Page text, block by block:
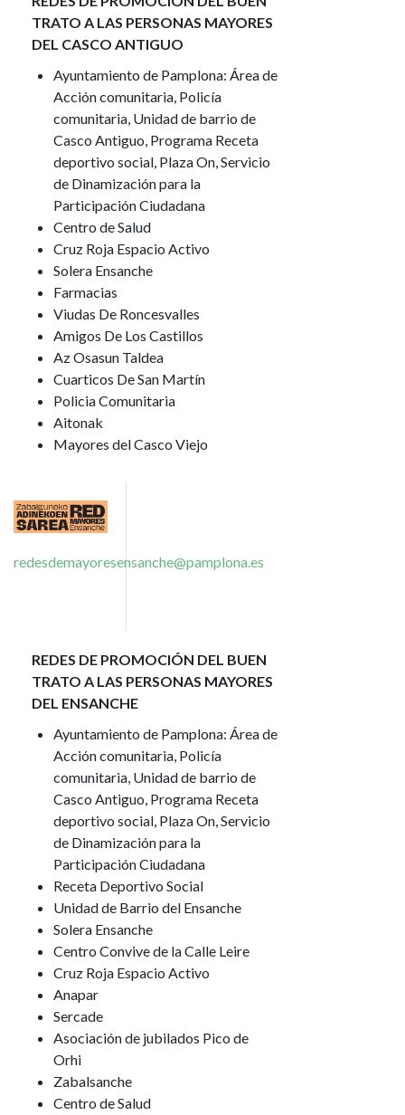
TRATO A LAS PERSONAS MAYORES
DEL CASCO ANTIGUO
Ayuntamiento de Pamplona: Área de
Acción comunitaria, Policía
comunitaria, Unidad de barrio de
Casco Antiguo, Programa Receta
deportivo social, Plaza On, Servicio
de Dinamización para la
Participación Ciudadana
Centro de Salud
Cruz Roja Espacio Activo
Solera Ensanche
Farmacias
Viudas De Roncesvalles
Amigos De Los Castillos
Az Osasun Taldea
Cuarticos De San Martín
Policia Comunitaria
Aitonak
Mayores del Casco Viejo
Imagen
redesdemayoresensanche@pamplona.es
REDES DE PROMOCIÓN DEL BUEN
TRATO A LAS PERSONAS MAYORES
DEL ENSANCHE
Ayuntamiento de Pamplona: Área de
Acción comunitaria, Policía
comunitaria, Unidad de barrio de
Casco Antiguo, Programa Receta
deportivo social, Plaza On, Servicio
de Dinamización para la
Participación Ciudadana
Receta Deportivo Social
Unidad de Barrio del Ensanche
Solera Ensanche
Centro Convive de la Calle Leire
Cruz Roja Espacio Activo
Anapar
Sercade
Asociación de jubilados Pico de
Orhi
Zabalsanche
Centro de Salud